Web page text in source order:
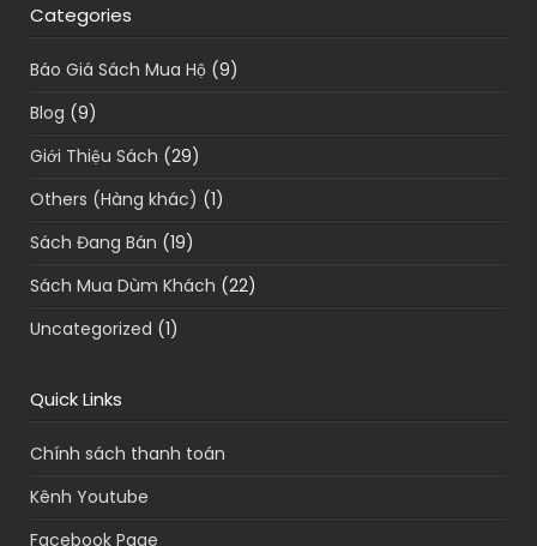
Categories
Báo Giá Sách Mua Hộ (9)
Blog (9)
Giới Thiệu Sách (29)
Others (Hàng khác) (1)
Sách Đang Bán (19)
Sách Mua Dùm Khách (22)
Uncategorized (1)
Quick Links
Chính sách thanh toán
Kênh Youtube
Facebook Page